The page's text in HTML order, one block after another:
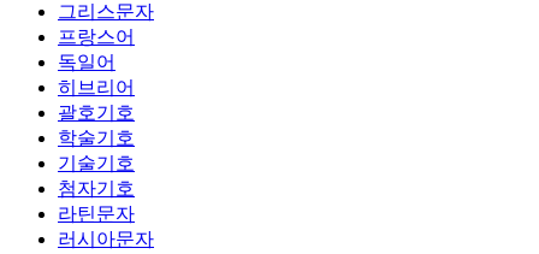
그리스문자
프랑스어
독일어
히브리어
괄호기호
학술기호
기술기호
첨자기호
라틴문자
러시아문자